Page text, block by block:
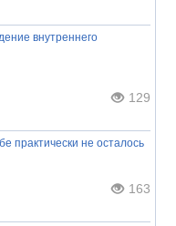
внутреннего
129
практически не осталось
163